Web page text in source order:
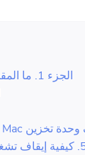
الجزء 1. ما المقصود بتحسين التخزين على جهاز Mac؟